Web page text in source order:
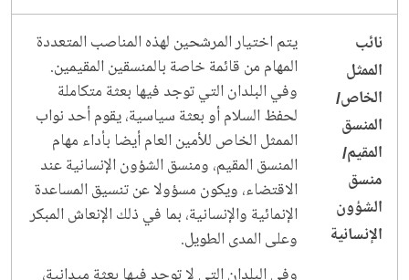
نائب
الممثل
الخاص/
المنسق
المقيم/
منسق
الشؤون
الإنسانية
يتم اختيار المرشحين لهذه المناصب المتعددة
المهام من قائمة خاصة بالمنسقين المقيمين.
وفي البلدان التي توجد فيها بعثة متكاملة
لحفظ السلام أو بعثة سياسية، يقوم أحد نواب
الممثل الخاص للأمين العام أيضا بأداء مهام
المنسق المقيم، ومنسق الشؤون الإنسانية عند
الاقتضاء، ويكون مسؤولا عن تنسيق المساعدة
الإنمائية والإنسانية، بما في ذلك الإنعاش المبكر
وعلى المدى الطويل.